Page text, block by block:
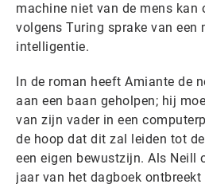
machine niet van de mens kan
volgens Turing sprake van een
intelligentie.
In de roman heeft Amiante de
aan een baan geholpen; hij
van zijn vader in een
de hoop dat dit zal leiden tot
een eigen bewustzijn. Als Neill
jaar van het dagboek